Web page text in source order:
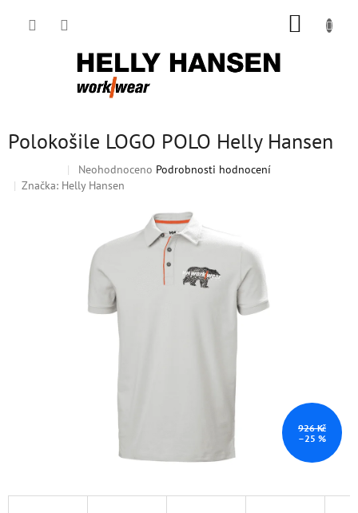
Polokošile LOGO POLO Helly Hansen
Průměrné
hodnocení
hvězdiček.
Neohodnoceno Podrobnosti hodnocení
Značka: Helly Hansen
926 Kč
–25 %